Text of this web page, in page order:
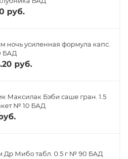
руб.
ночь усиленная формула капс.
БАД
руб.
Максилак Бэби саше гран. 1.5
№ 10 БАД
Др Мибо табл. 0.5 г № 90 БАД